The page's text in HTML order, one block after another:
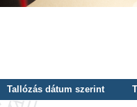
Tallózás dátum szerint